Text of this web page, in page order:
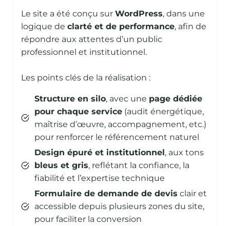
Le site a été conçu sur WordPress, dans une
logique de clarté et de performance, afin de
répondre aux attentes d’un public
professionnel et institutionnel.
Les points clés de la réalisation :
Structure en silo, avec une page dédiée
pour chaque service (audit énergétique,
maîtrise d’œuvre, accompagnement, etc.)
pour renforcer le référencement naturel
Design épuré et institutionnel, aux tons
bleus et gris, reflétant la confiance, la
fiabilité et l’expertise technique
Formulaire de demande de devis clair et
accessible depuis plusieurs zones du site,
pour faciliter la conversion